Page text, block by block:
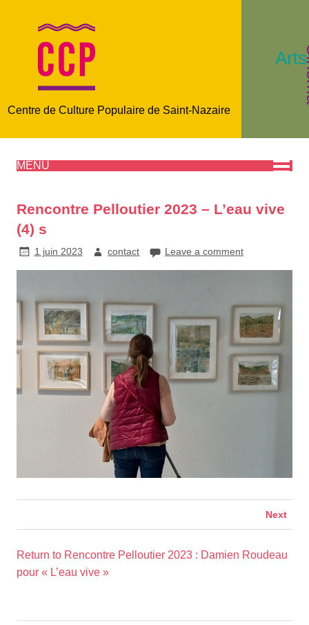
Centre de Culture Populaire de Saint-Nazaire
MENU
Rencontre Pelloutier 2023 – L’eau vive
(4) s
1 juin 2023 contact Leave a comment
Next
Return to Rencontre Pelloutier 2023 : Damien Roudeau
pour « L’eau vive »